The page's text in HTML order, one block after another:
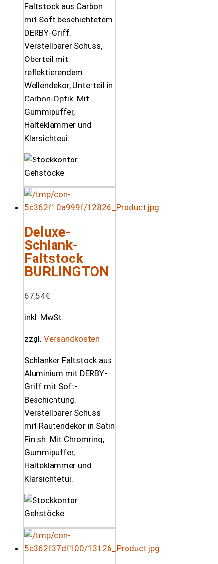
Faltstock aus Carbon
mit Soft beschichtetem
DERBY-Griff.
Verstellbarer Schuss,
Oberteil mit
reflektierendem
Wellendekor, Unterteil in
Carbon-Optik. Mit
Gummipuffer,
Halteklammer und
Klarsichteui.
Deluxe-
Schlank-
Faltstock
BURLINGTON
67,54€
inkl. MwSt.
zzgl. Versandkosten
Schlanker Faltstock aus
Aluminium mit DERBY-
Griff mit Soft-
Beschichtung.
Verstellbarer Schuss
mit Rautendekor in Satin
Finish. Mit Chromring,
Gummipuffer,
Halteklammer und
Klarsichtetui.